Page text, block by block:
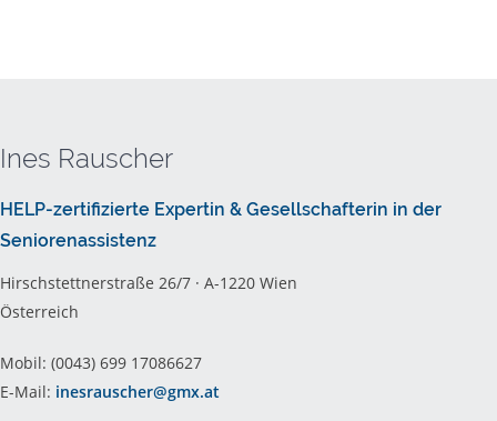
Ines Rauscher
HELP-zertifizierte Expertin & Gesellschafterin in der
Seniorenassistenz
Hirschstettnerstraße 26/7 · A-1220 Wien
Österreich
Mobil: (0043) 699 17086627
E-Mail: inesrauscher@gmx.at